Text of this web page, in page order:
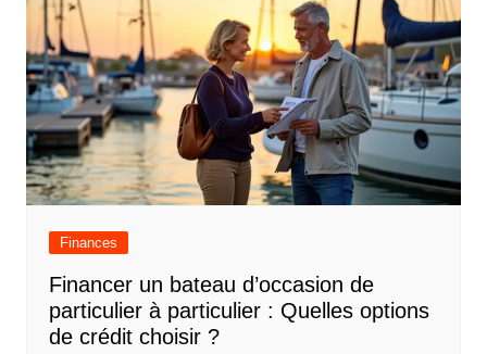
Finances
Financer un bateau d’occasion de
particulier à particulier : Quelles options
de crédit choisir ?